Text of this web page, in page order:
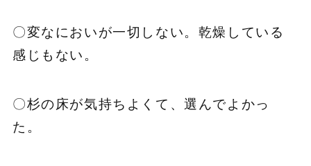
〇変なにおいが一切しない。乾燥している
感じもない。
〇杉の床が気持ちよくて、選んでよかっ
た。